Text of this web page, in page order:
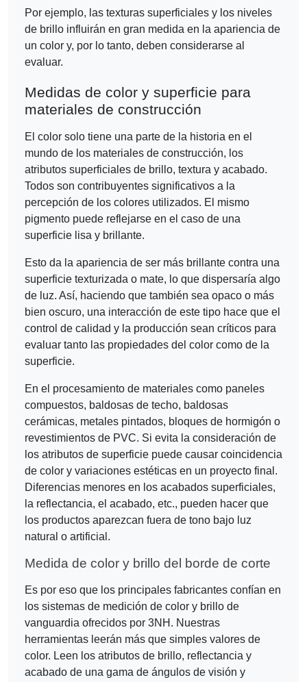
Por ejemplo, las texturas superficiales y los niveles
de brillo influirán en gran medida en la apariencia de
un color y, por lo tanto, deben considerarse al
evaluar.
Medidas de color y superficie para
materiales de construcción
El color solo tiene una parte de la historia en el
mundo de los materiales de construcción, los
atributos superficiales de brillo, textura y acabado.
Todos son contribuyentes significativos a la
percepción de los colores utilizados. El mismo
pigmento puede reflejarse en el caso de una
superficie lisa y brillante.
Esto da la apariencia de ser más brillante contra una
superficie texturizada o mate, lo que dispersaría algo
de luz. Así, haciendo que también sea opaco o más
bien oscuro, una interacción de este tipo hace que el
control de calidad y la producción sean críticos para
evaluar tanto las propiedades del color como de la
superficie.
En el procesamiento de materiales como paneles
compuestos, baldosas de techo, baldosas
cerámicas, metales pintados, bloques de hormigón o
revestimientos de PVC. Si evita la consideración de
los atributos de superficie puede causar coincidencia
de color y variaciones estéticas en un proyecto final.
Diferencias menores en los acabados superficiales,
la reflectancia, el acabado, etc., pueden hacer que
los productos aparezcan fuera de tono bajo luz
natural o artificial.
Medida de color y brillo del borde de corte
Es por eso que los principales fabricantes confían en
los sistemas de medición de color y brillo de
vanguardia ofrecidos por 3NH. Nuestras
herramientas leerán más que simples valores de
color. Leen los atributos de brillo, reflectancia y
acabado de una gama de ángulos de visión y